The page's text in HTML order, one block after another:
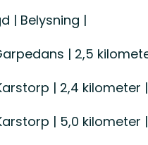
| Belysning |
| 2,5
| 2,4 kilometer
| 5,0 kilometer